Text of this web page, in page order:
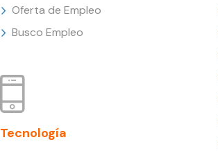
Oferta de Empleo
Busco Empleo
Tecnología